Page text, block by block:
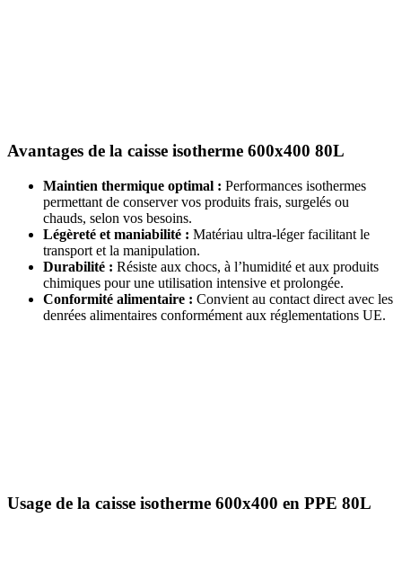
Avantages de la caisse isotherme 600x400 80L
Maintien thermique optimal : Performances isothermes
permettant de conserver vos produits frais, surgelés ou
chauds, selon vos besoins.
Légèreté et maniabilité : Matériau ultra-léger facilitant le
transport et la manipulation.
Durabilité : Résiste aux chocs, à l’humidité et aux produits
chimiques pour une utilisation intensive et prolongée.
Conformité alimentaire : Convient au contact direct avec les
denrées alimentaires conformément aux réglementations UE.
Usage de la caisse isotherme 600x400 en PPE 80L